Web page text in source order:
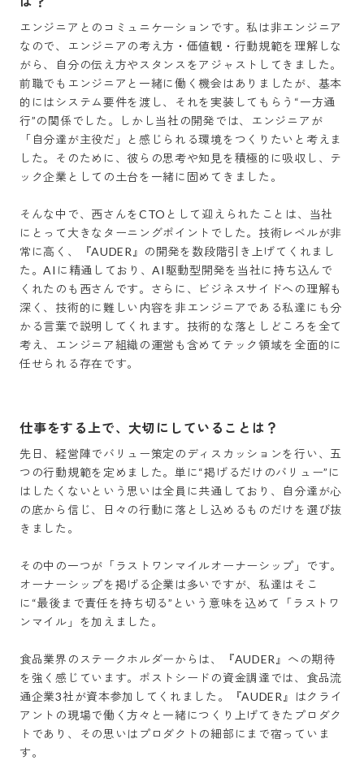
エンジニアとのコミュニケーションです。私は非エンジニア
なので、エンジニアの考え方・価値観・行動規範を理解しな
がら、自分の伝え方やスタンスをアジャストしてきました。
前職でもエンジニアと一緒に働く機会はありましたが、基本
的にはシステム要件を渡し、それを実装してもらう“一方通
行”の関係でした。しかし当社の開発では、エンジニアが
「自分達が主役だ」と感じられる環境をつくりたいと考えま
した。そのために、彼らの思考や知見を積極的に吸収し、テ
ック企業としての土台を一緒に固めてきました。
そんな中で、西さんをCTOとして迎えられたことは、当社
にとって大きなターニングポイントでした。技術レベルが非
常に高く、『AUDER』の開発を数段階引き上げてくれまし
た。AIに精通しており、AI駆動型開発を当社に持ち込んで
くれたのも西さんです。さらに、ビジネスサイドへの理解も
深く、技術的に難しい内容を非エンジニアである私達にも分
かる言葉で説明してくれます。技術的な落としどころを全て
考え、エンジニア組織の運営も含めてテック領域を全面的に
仕事をする上で、大切にしていることは？
先日、経営陣でバリュー策定のディスカッションを行い、五
つの行動規範を定めました。単に“掲げるだけのバリュー”に
はしたくないという思いは全員に共通しており、自分達が心
の底から信じ、日々の行動に落とし込めるものだけを選び抜
きました。
その中の一つが「ラストワンマイルオーナーシップ」です。
オーナーシップを掲げる企業は多いですが、私達はそこ
に“最後まで責任を持ち切る”という意味を込めて「ラストワ
ンマイル」を加えました。
食品業界のステークホルダーからは、『AUDER』への期待
を強く感じています。ポストシードの資金調達では、食品流
通企業3社が資本参加してくれました。『AUDER』はクライ
アントの現場で働く方々と一緒につくり上げてきたプロダク
トであり、その思いはプロダクトの細部にまで宿っていま
す。